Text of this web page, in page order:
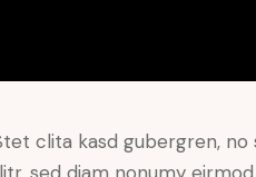
clita kasd gubergren,